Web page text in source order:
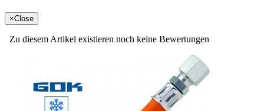
×Close
Zu diesem Artikel existieren noch keine Bewertungen